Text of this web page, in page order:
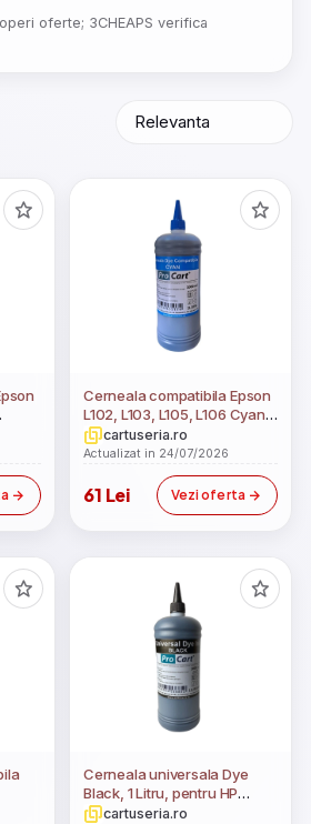
oferte; 3CHEAPS verifica
Cerneala compatibila Epson
L102, L103, L105, L106 Cyan,
1 Litrucartuseria.ro
Actualizat in 24/07/2026
61 Lei Vezi oferta
Cerneala universala Dye
Black, 1 Litru, pentru HP
Canon Epson Brother
cartuseria.ro